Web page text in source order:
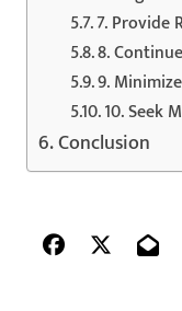
7. Provide
8.
9.
10. Seek
Conclusion